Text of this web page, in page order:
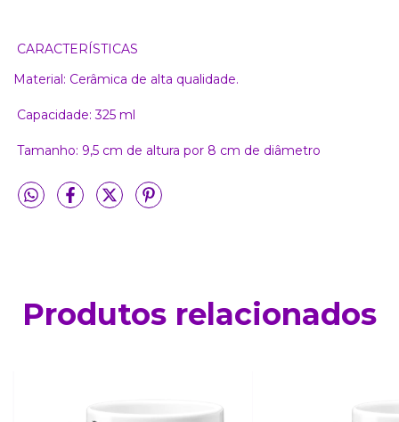
CARACTERÍSTICAS
Material: Cerâmica de alta qualidade.
Capacidade: 325 ml
Tamanho: 9,5 cm de altura por 8 cm de diâmetro
Produtos relacionados